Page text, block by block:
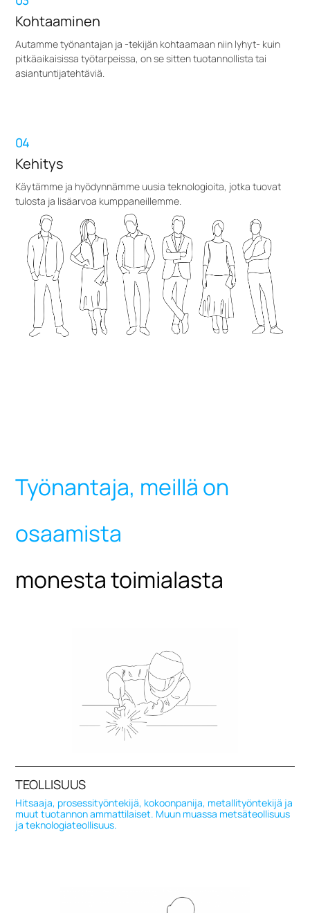
Kohtaaminen
Autamme työnantajan ja -tekijän kohtaamaan niin lyhyt- kuin
pitkäaikaisissa työtarpeissa, on se sitten tuotannollista tai
asiantuntijatehtäviä.
04
Kehitys
Käytämme ja hyödynnämme uusia teknologioita, jotka tuovat
tulosta ja lisäarvoa kumppaneillemme.
Työnantaja, meillä on
osaamista
monesta toimialasta
TEOLLISUUS
Hitsaaja, prosessityöntekijä, kokoonpanija, metallityöntekijä ja
muut tuotannon ammattilaiset. Muun muassa metsäteollisuus
ja teknologiateollisuus.